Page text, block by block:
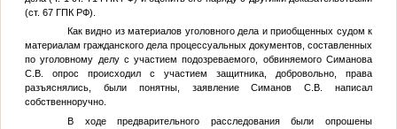
(ст. 67 ГПК РФ).
Как видно из материалов уголовного дела и приобщенных судом к
материалам гражданского дела процессуальных документов, составленных
по уголовному делу с участием подозреваемого, обвиняемого Симанова
С.В. опрос происходил с участием защитника, добровольно, права
разъяснялись, были понятны, заявление Симанов С.В. написал
собственноручно.
В ходе предварительного расследования были опрошены